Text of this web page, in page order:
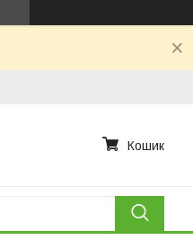
Кошик